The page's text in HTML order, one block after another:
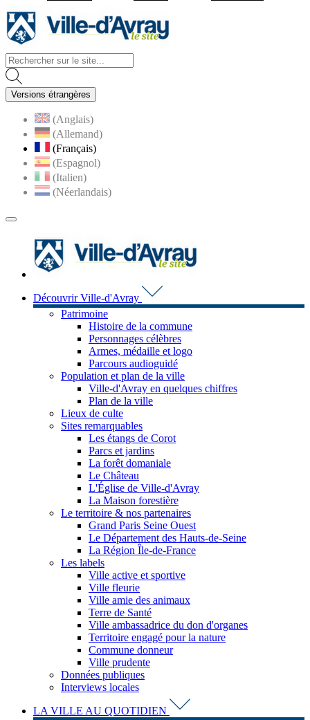
Versions étrangères
(Anglais)
(Allemand)
(Français)
(Espagnol)
(Italien)
(Néerlandais)
MENU
Découvrir Ville-d'Avray
Patrimoine
Histoire de la commune
Personnages célèbres
Armes, médaille et logo
Parcours audioguidé
Population et plan de la ville
Ville-d'Avray en quelques chiffres
Plan de la ville
Lieux de culte
Sites remarquables
Les étangs de Corot
Parcs et jardins
La forêt domaniale
Le Château
L'Église de Ville-d'Avray
La Maison forestière
Le territoire & nos partenaires
Grand Paris Seine Ouest
Le Département des Hauts-de-Seine
La Région Île-de-France
Les labels
Ville active et sportive
Ville fleurie
Ville amie des animaux
Terre de Santé
Ville ambassadrice du don d'organes
Territoire engagé pour la nature
Commune donneur
Ville prudente
Données publiques
Interviews locales
LA VILLE AU QUOTIDIEN